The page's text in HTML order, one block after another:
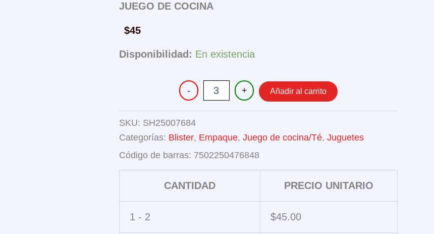
JUEGO DE COCINA
$45
Disponibilidad: En existencia
-
JUEGO
DE
+ Añadir al carrito
SKU: SH25007684
Categorías: Blister, Empaque, Juego de cocina/Té, Juguetes
Código de barras: 7502250476848
CANTIDAD PRECIO UNITARIO
1 - 2 $45.00